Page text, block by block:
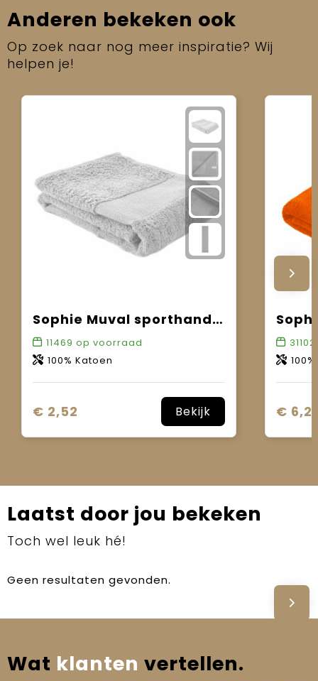
Anderen bekeken ook
Op zoek naar nog meer inspiratie? Wij
helpen je!
Sophie Muval sporthanddoek 130x30 cm, 450 gr/m²
11469 op voorraad
100% Katoen
€ 2,52 Bekijk
31102
€ 6,21
Laatst door jou bekeken
Toch wel leuk hé!
Geen resultaten gevonden.
Wat klanten vertellen.